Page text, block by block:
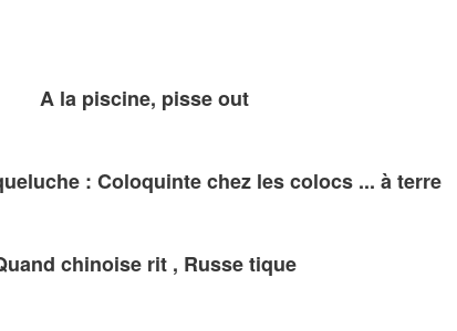
A la piscine, pisse out
: Coloquinte chez les colocs ... à terre
chinoise rit , Russe tique